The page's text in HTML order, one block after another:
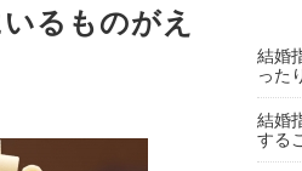
るものがえ
結婚
った
結婚
する